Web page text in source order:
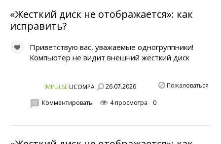
«Жесткий диск не отображается»: как
исправить?
Приветствую вас, уважаемые одногруппники!
Компьютер не видит внешний жесткий диск
IMPULSEUCOMPA 26.07.2026 Пожаловаться
Комментировать 4 просмотра 0